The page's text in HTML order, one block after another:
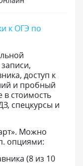
к ОГЭ по
доступ к
и пробный
в стоимость
спецкурсы и
Можно
опциями:
(8 из 10